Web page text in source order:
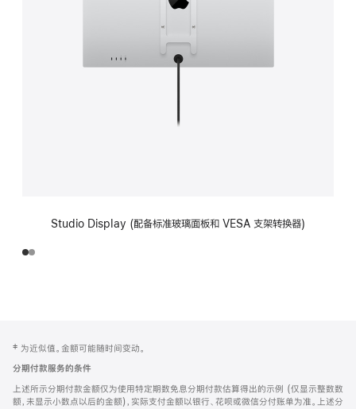
Studio Display (配备标准玻璃面板和 VESA 支架转换器)
页
页
脚
注
‡ 为近似值。金额可能随时间变动。
分期付款服务的条件
上述所示分期付款金额仅为使用特定期数免息分期付款估算得出的示例 (仅显示整数数
额，未显示小数点以后的金额)，实际支付金额以银行、花呗或微信分付账单为准。上述分